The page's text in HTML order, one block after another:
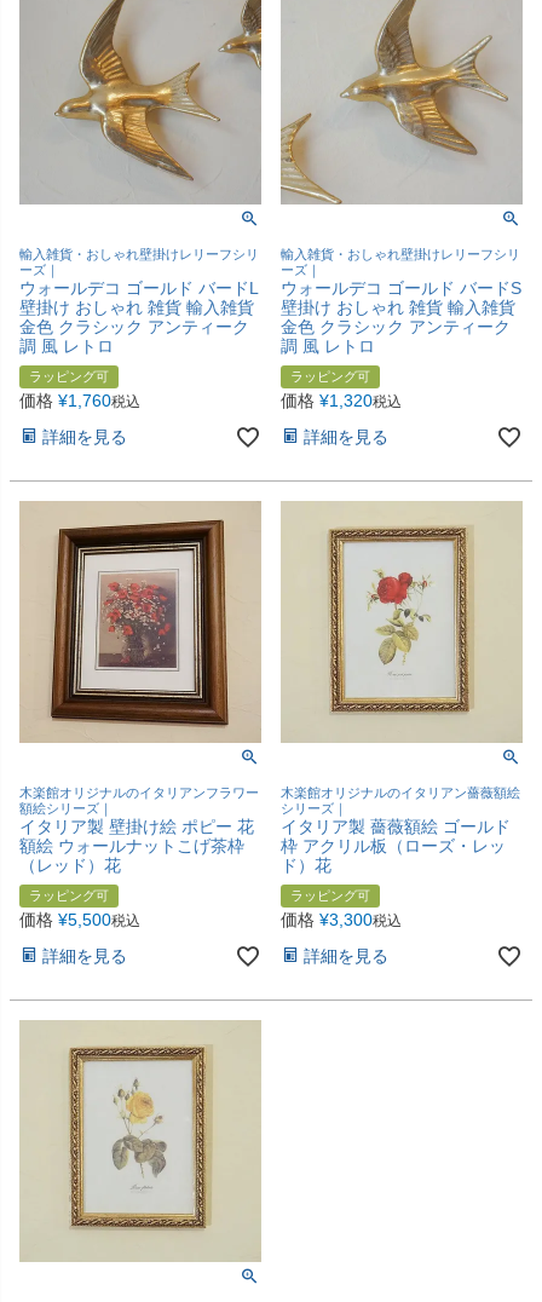
輸入雑貨・おしゃれ壁掛けレリーフシリ
ーズ｜
ウォールデコ ゴールド バードL
壁掛け おしゃれ 雑貨 輸入雑貨
金色 クラシック アンティーク
調 風 レトロ
ラッピング可
価格 ¥1,760税込
詳細を見る
輸入雑貨・おしゃれ壁掛けレリーフシリ
ーズ｜
ウォールデコ ゴールド バードS
壁掛け おしゃれ 雑貨 輸入雑貨
金色 クラシック アンティーク
調 風 レトロ
ラッピング可
価格 ¥1,320税込
詳細を見る
木楽館オリジナルのイタリアンフラワー
額絵シリーズ｜
イタリア製 壁掛け絵 ポピー 花
額絵 ウォールナットこげ茶枠
（レッド）花
ラッピング可
価格 ¥5,500税込
詳細を見る
木楽館オリジナルのイタリアン薔薇額絵
シリーズ｜
イタリア製 薔薇額絵 ゴールド
枠 アクリル板（ローズ・レッ
ド）花
ラッピング可
価格 ¥3,300税込
詳細を見る